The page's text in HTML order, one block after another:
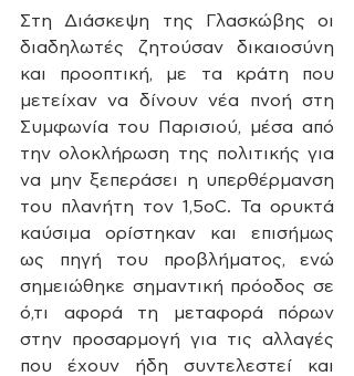
Στη Διάσκεψη της Γλασκώβης οι
διαδηλωτές ζητούσαν δικαιοσύνη
και προοπτική, με τα κράτη που
μετείχαν να δίνουν νέα πνοή στη
Συμφωνία του Παρισιού, μέσα από
την ολοκλήρωση της πολιτικής για
να μην ξεπεράσει η υπερθέρμανση
του πλανήτη τον 1,5οC. Τα ορυκτά
καύσιμα ορίστηκαν και επισήμως
ως πηγή του προβλήματος, ενώ
σημειώθηκε σημαντική πρόοδος σε
ό,τι αφορά τη μεταφορά πόρων
στην προσαρμογή για τις αλλαγές
που έχουν ήδη συντελεστεί και